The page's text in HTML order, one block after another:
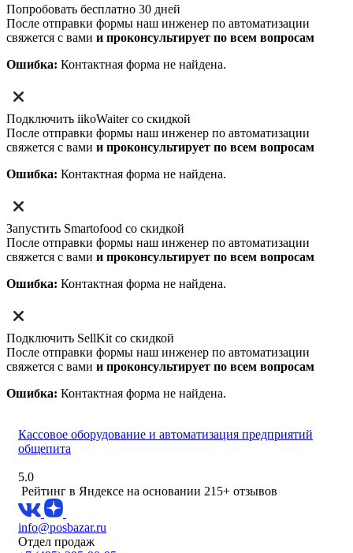
Попробовать бесплатно 30 дней
После отправки формы наш инженер по автоматизации
свяжется с вами и проконсультирует по всем вопросам
Ошибка: Контактная форма не найдена.
Подключить iikoWaiter со скидкой
После отправки формы наш инженер по автоматизации
свяжется с вами и проконсультирует по всем вопросам
Ошибка: Контактная форма не найдена.
Запустить Smartofood со скидкой
После отправки формы наш инженер по автоматизации
свяжется с вами и проконсультирует по всем вопросам
Ошибка: Контактная форма не найдена.
Подключить SellKit со скидкой
После отправки формы наш инженер по автоматизации
свяжется с вами и проконсультирует по всем вопросам
Ошибка: Контактная форма не найдена.
Кассовое оборудование и автоматизация предприятий
общепита
5.0
Рейтинг в Яндексе на основании 215+ отзывов
info@posbazar.ru
Отдел продаж